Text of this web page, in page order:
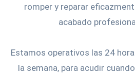
romper y reparar
acabado
Estamos operativos las 24
la semana, para acudir